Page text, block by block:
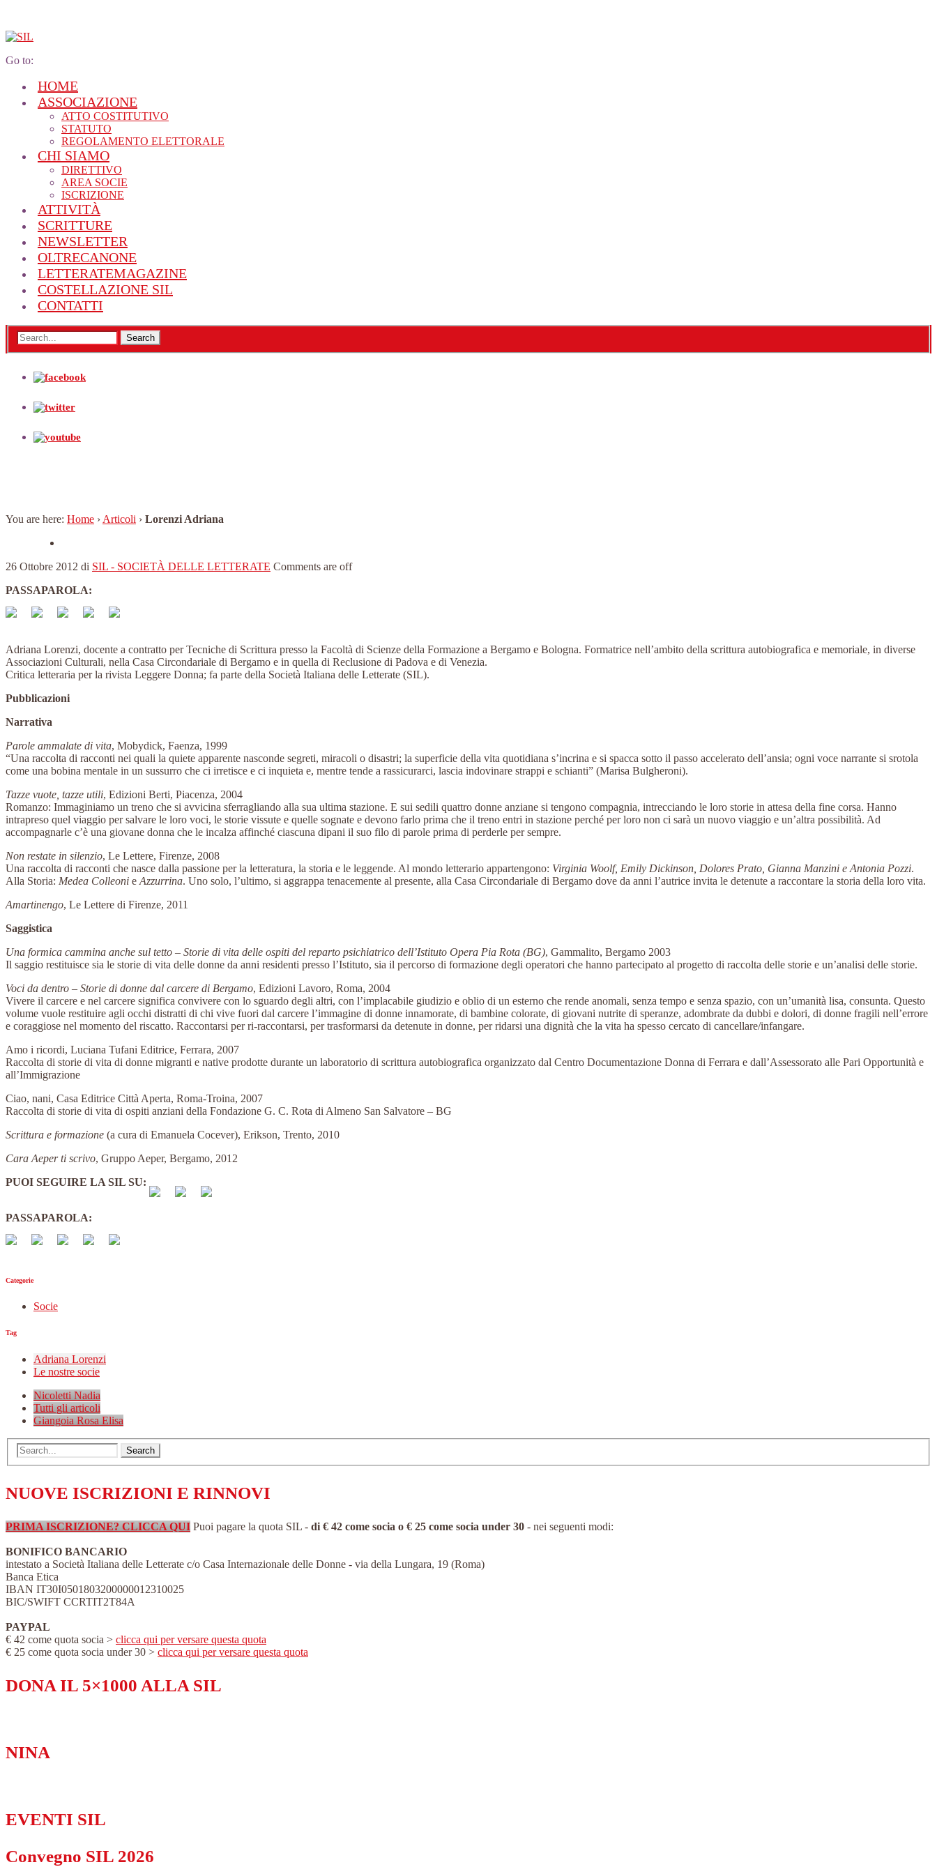
Go to:
HOME
ASSOCIAZIONE
ATTO COSTITUTIVO
STATUTO
REGOLAMENTO ELETTORALE
CHI SIAMO
DIRETTIVO
AREA SOCIE
ISCRIZIONE
ATTIVITÀ
SCRITTURE
NEWSLETTER
OLTRECANONE
LETTERATEMAGAZINE
COSTELLAZIONE SIL
CONTATTI
You are here: Home › Articoli › Lorenzi Adriana
26 Ottobre 2012 di SIL - SOCIETÀ DELLE LETTERATE Comments are off
PASSAPAROLA:
Adriana Lorenzi, docente a contratto per Tecniche di Scrittura presso la Facoltà di Scienze della Formazione a Bergamo e Bologna. Formatrice nell’ambito della scrittura autobiografica e memoriale, in diverse
Associazioni Culturali, nella Casa Circondariale di Bergamo e in quella di Reclusione di Padova e di Venezia.
Critica letteraria per la rivista Leggere Donna; fa parte della Società Italiana delle Letterate (SIL).
Pubblicazioni
Narrativa
Parole ammalate di vita, Mobydick, Faenza, 1999
“Una raccolta di racconti nei quali la quiete apparente nasconde segreti, miracoli o disastri; la superficie della vita quotidiana s’incrina e si spacca sotto il passo accelerato dell’ansia; ogni voce narrante si srotola
come una bobina mentale in un sussurro che ci irretisce e ci inquieta e, mentre tende a rassicurarci, lascia indovinare strappi e schianti” (Marisa Bulgheroni).
Tazze vuote, tazze utili, Edizioni Berti, Piacenza, 2004
Romanzo: Immaginiamo un treno che si avvicina sferragliando alla sua ultima stazione. E sui sedili quattro donne anziane si tengono compagnia, intrecciando le loro storie in attesa della fine corsa. Hanno
intrapreso quel viaggio per salvare le loro voci, le storie vissute e quelle sognate e devono farlo prima che il treno entri in stazione perché per loro non ci sarà un nuovo viaggio e un’altra possibilità. Ad
accompagnarle c’è una giovane donna che le incalza affinché ciascuna dipani il suo filo di parole prima di perderle per sempre.
Non restate in silenzio, Le Lettere, Firenze, 2008
Una raccolta di racconti che nasce dalla passione per la letteratura, la storia e le leggende. Al mondo letterario appartengono: Virginia Woolf, Emily Dickinson, Dolores Prato, Gianna Manzini e Antonia Pozzi.
Alla Storia: Medea Colleoni e Azzurrina. Uno solo, l’ultimo, si aggrappa tenacemente al presente, alla Casa Circondariale di Bergamo dove da anni l’autrice invita le detenute a raccontare la storia della loro vita.
Amartinengo, Le Lettere di Firenze, 2011
Saggistica
Una formica cammina anche sul tetto – Storie di vita delle ospiti del reparto psichiatrico dell’Istituto Opera Pia Rota (BG), Gammalito, Bergamo 2003
Il saggio restituisce sia le storie di vita delle donne da anni residenti presso l’Istituto, sia il percorso di formazione degli operatori che hanno partecipato al progetto di raccolta delle storie e un’analisi delle storie.
Voci da dentro – Storie di donne dal carcere di Bergamo, Edizioni Lavoro, Roma, 2004
Vivere il carcere e nel carcere significa convivere con lo sguardo degli altri, con l’implacabile giudizio e oblio di un esterno che rende anomali, senza tempo e senza spazio, con un’umanità lisa, consunta. Questo
volume vuole restituire agli occhi distratti di chi vive fuori dal carcere l’immagine di donne innamorate, di bambine colorate, di giovani nutrite di speranze, adombrate da dubbi e dolori, di donne fragili nell’errore
e coraggiose nel momento del riscatto. Raccontarsi per ri-raccontarsi, per trasformarsi da detenute in donne, per ridarsi una dignità che la vita ha spesso cercato di cancellare/infangare.
Amo i ricordi, Luciana Tufani Editrice, Ferrara, 2007
Raccolta di storie di vita di donne migranti e native prodotte durante un laboratorio di scrittura autobiografica organizzato dal Centro Documentazione Donna di Ferrara e dall’Assessorato alle Pari Opportunità e
all’Immigrazione
Ciao, nani, Casa Editrice Città Aperta, Roma-Troina, 2007
Raccolta di storie di vita di ospiti anziani della Fondazione G. C. Rota di Almeno San Salvatore – BG
Scrittura e formazione (a cura di Emanuela Cocever), Erikson, Trento, 2010
Cara Aeper ti scrivo, Gruppo Aeper, Bergamo, 2012
PUOI SEGUIRE LA SIL SU:
PASSAPAROLA:
Categorie
Socie
Tag
Adriana Lorenzi
Le nostre socie
Nicoletti Nadia
Tutti gli articoli
Giangoia Rosa Elisa
NUOVE ISCRIZIONI E RINNOVI
PRIMA ISCRIZIONE? CLICCA QUI Puoi pagare la quota SIL - di € 42 come socia o € 25 come socia under 30 - nei seguenti modi:
BONIFICO BANCARIO
intestato a Società Italiana delle Letterate c/o Casa Internazionale delle Donne - via della Lungara, 19 (Roma)
Banca Etica
IBAN IT30I0501803200000012310025
BIC/SWIFT CCRTIT2T84A
PAYPAL
€ 42 come quota socia > clicca qui per versare questa quota
€ 25 come quota socia under 30 > clicca qui per versare questa quota
DONA IL 5×1000 ALLA SIL
NINA
EVENTI SIL
Convegno SIL 2026